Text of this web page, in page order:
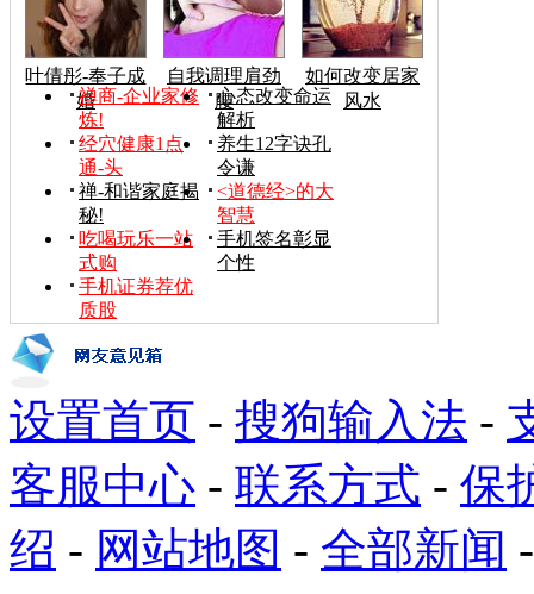
叶倩彤-奉子成
婚
自我调理肩劲
腰
如何改变居家
风水
禅商-企业家修
炼!
心态改变命运
解析
经穴健康1点
通-头
养生12字诀孔
令谦
禅-和谐家庭揭
秘!
<道德经>的大
智慧
吃喝玩乐一站
式购
手机签名彰显
个性
手机证券荐优
质股
设置首页 - 搜狗输入法 -
客服中心 - 联系方式 - 保
绍 - 网站地图 - 全部新闻